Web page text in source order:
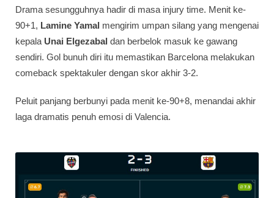
Drama sesungguhnya hadir di masa injury time. Menit ke-
90+1, Lamine Yamal mengirim umpan silang yang mengenai
kepala Unai Elgezabal dan berbelok masuk ke gawang
sendiri. Gol bunuh diri itu memastikan Barcelona melakukan
comeback spektakuler dengan skor akhir 3-2.
Peluit panjang berbunyi pada menit ke-90+8, menandai akhir
laga dramatis penuh emosi di Valencia.